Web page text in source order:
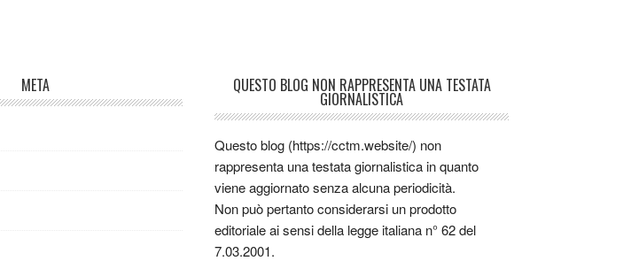
META QUESTO BLOG NON RAPPRESENTA UNA TESTATA
GIORNALISTICA
Questo blog (https://cctm.website/) non
rappresenta una testata giornalistica in quanto
viene aggiornato senza alcuna periodicità.
Non può pertanto considerarsi un prodotto
editoriale ai sensi della legge italiana n° 62 del
7.03.2001.